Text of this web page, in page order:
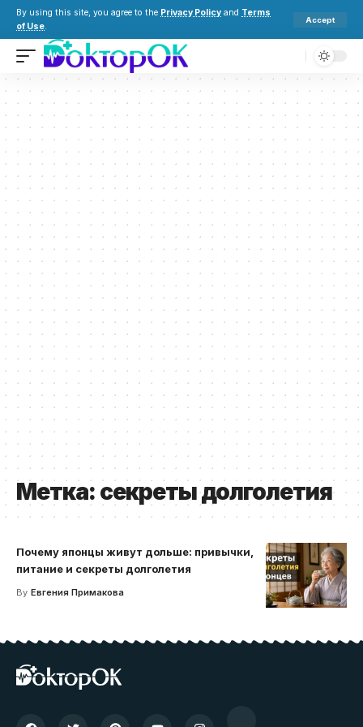
By using this site, you agree to the Privacy Policy and Terms
of Use.
Accept
Метка: секреты долголетия
Почему японцы живут дольше: привычки,
питание и секреты долголетия
By Евгения Примакова